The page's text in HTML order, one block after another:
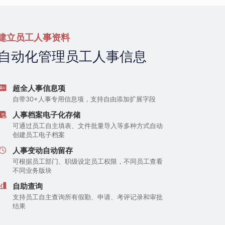
立员工人事资料
动化管理员工人事信息
超全人事信息项
自带30+人事专用信息项，支持自由添加扩展字段
人事档案电子化存储
可通过员工自主填表、文件批量导入等多种方式自动
创建员工电子档案
人事变动自动留存
可根据员工部门、职级设定员工权限，不同员工查看
不同业务版块
自助查询
支持员工自主查询所有假勤、申请、考评记录和审批
结果